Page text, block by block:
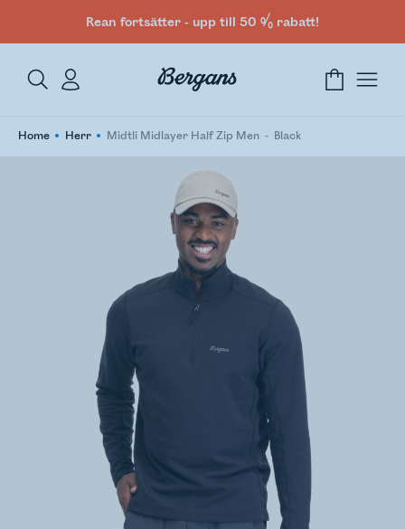
Rean fortsätter - upp till 50 % rabatt!
Home Herr Midtli Midlayer Half Zip Men Black